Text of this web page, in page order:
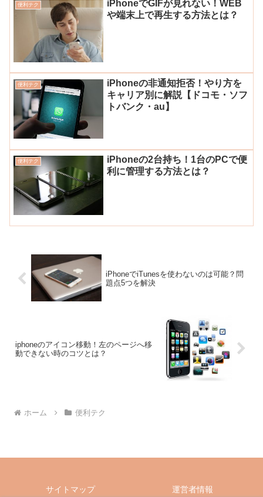
便利テク
iPhoneでGIFが見れない！WEB
や端末上で再生する方法とは？
便利テク
iPhoneの非通知拒否！やり方を
キャリア別に解説【ドコモ・ソフ
トバンク・au】
便利テク
iPhoneの2台持ち！1台のPCで便
利に管理する方法とは？
iPhoneでiTunesを使わないのは可能？問
題点5つを解決
iphoneのアイコン移動！左のページへ移
動できない時のコツとは？
ホーム 便利テク
サイトマップ 運営者情報